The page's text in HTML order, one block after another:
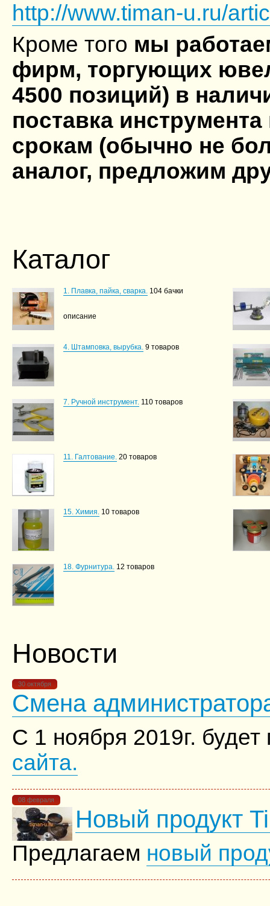
http://www.timan-u.ru/
Кроме того мы
фирм, торгующих
4500 позиций) в
поставка
срокам (обычно не
аналог, предложим
Каталог
1. Плавка, пайка, сварка. 104 бачки
описание
4. Штамповка, вырубка. 9 товаров
7. Ручной инструмент. 110 товаров
11. Галтование. 20 товаров
15. Химия. 10 товаров
18. Фурнитура. 12 товаров
Новости
30 октября
Смена
С 1 ноября 2019г.
сайта.
08 февраля
Новый продукт
Предлагаем новый